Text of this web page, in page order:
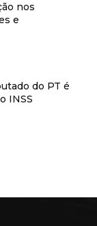
nos
e
do PT é
INSS